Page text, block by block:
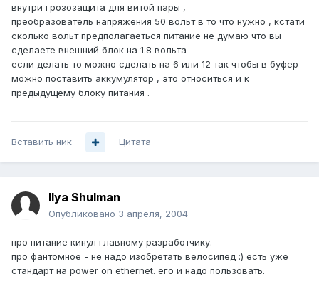
внутри грозозащита для витой пары ,
преобразователь напряжения 50 вольт в то что нужно , кстати
сколько вольт предполагаеться питание не думаю что вы
сделаете внешний блок на 1.8 вольта
если делать то можно сделать на 6 или 12 так чтобы в буфер
можно поставить аккумулятор , это относиться и к
предыдущему блоку питания .
Вставить ник Цитата
Ilya Shulman
Опубликовано 3 апреля, 2004
про питание кинул главному разработчику.
про фантомное - не надо изобретать велосипед :) есть уже
стандарт на power on ethernet. его и надо пользовать.